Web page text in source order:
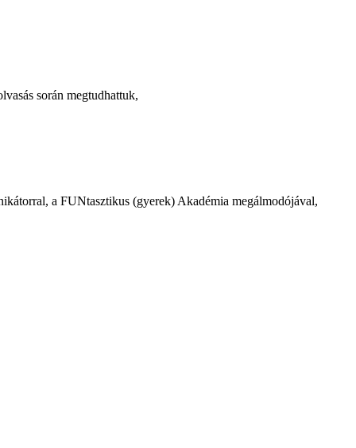
során megtudhattuk,
a FUNtasztikus (gyerek) Akadémia megálmodójával,